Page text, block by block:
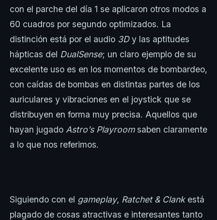
con el parche del día 1 se aplicaron otros modos a
60 cuadros por segundo optimizados. La
distinción está por el audio 3Dy las aptitudes
hápticas del DualSense; un claro ejemplo de su
excelente uso es en los momentos de bombardeo,
con caídas de bombas en distintas partes de los
auriculares y vibraciones en el joystick que se
distribuyen en forma muy precisa. Aquellos que
hayan jugado Astro’s Playroomsaben claramente
a lo que nos referimos.
Siguiendo con el gameplay, Ratchet & Clank está
plagado de cosas atractivas e interesantes tanto